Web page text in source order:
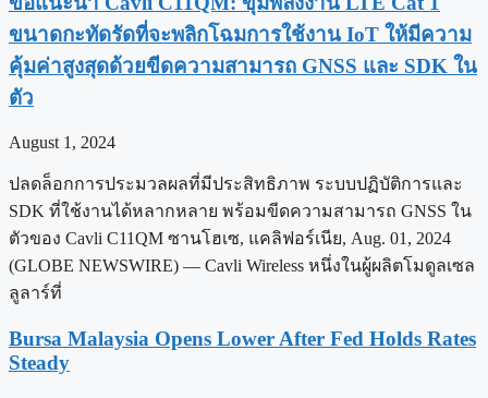
ขนาดกะทัดรัดที่จะพลิกโฉมการใช้งาน IoT ให้มีความ
คุ้มค่าสูงสุดด้วยขีดความสามารถ GNSS และ SDK ใน
ตัว
August 1, 2024
ปลดล็อกการประมวลผลที่มีประสิทธิภาพ ระบบปฏิบัติการและ
SDK ที่ใช้งานได้หลากหลาย พร้อมขีดความสามารถ GNSS ใน
ตัวของ Cavli C11QM ซานโฮเซ, แคลิฟอร์เนีย, Aug. 01, 2024
(GLOBE NEWSWIRE) — Cavli Wireless หนึ่งในผู้ผลิตโมดูลเซล
ลูลาร์ที่
Bursa Malaysia Opens Lower After Fed Holds Rates
Steady